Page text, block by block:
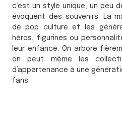
c’est un style unique, un peu
évoquent des souvenirs. La
de pop culture et les
héros, figurines ou
leur enfance. On arbore
on peut même les
d’appartenance à une
fans.